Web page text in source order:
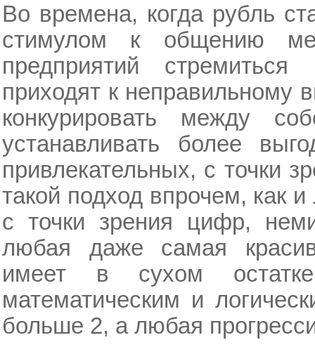
Во времена, когда рубль
стимулом к общению
предприятий
приходят к неправильному
конкурировать между
устанавливать более
привлекательных, с точки
такой подход впрочем, как
с точки зрения цифр,
любая даже самая
имеет в сухом
математическим и
больше 2, а любая